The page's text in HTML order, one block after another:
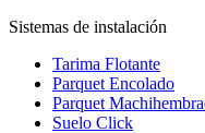
Sistemas de instalación
Tarima Flotante
Parquet Encolado
Parquet
Suelo Click